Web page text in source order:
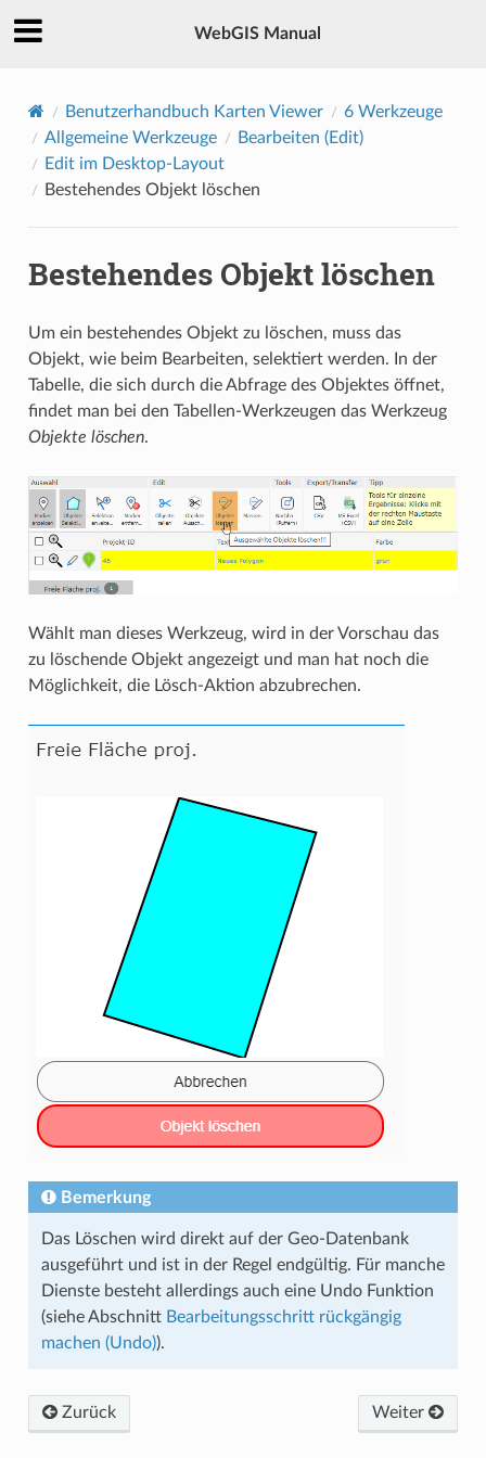
WebGIS Manual
Benutzerhandbuch Karten Viewer 6 Werkzeuge
Allgemeine Werkzeuge
Bearbeiten (Edit)
Edit im Desktop-Layout
Bestehendes Objekt löschen
Bestehendes Objekt löschen
Um ein bestehendes Objekt zu löschen, muss das
Objekt, wie beim Bearbeiten, selektiert werden. In der
Tabelle, die sich durch die Abfrage des Objektes öffnet,
findet man bei den Tabellen-Werkzeugen das Werkzeug
Objekte löschen.
Wählt man dieses Werkzeug, wird in der Vorschau das
zu löschende Objekt angezeigt und man hat noch die
Möglichkeit, die Lösch-Aktion abzubrechen.
Bemerkung
Das Löschen wird direkt auf der Geo-Datenbank
ausgeführt und ist in der Regel endgültig. Für manche
Dienste besteht allerdings auch eine Undo Funktion
(siehe Abschnitt Bearbeitungsschritt rückgängig
machen (Undo)).
Zurück Weiter